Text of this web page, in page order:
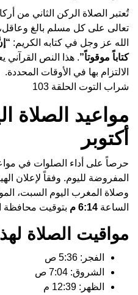
تُعتبر الصلاة الركن الثاني من
تعالى على كل مسلم بالغ
الله عز وجل في كتابه الكريم:
كتاباً موقوتاً”. هذا النص
الالتزام بها في الأوقات المحددة.
شراب التوت الحلقة 103
أكتوبر
حرصاً على أداء الصلوات في
المفروضة لليوم. وفقاً لإعلان
الساعة 6:14 م بتوقيت محافظة
مواقيت الصلاة
الفجر: 5:36 ص
الشروق: 7:04 ص
الظهر: 12:39 م